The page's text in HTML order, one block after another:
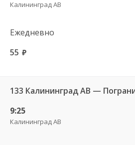
Калининград АВ
Ежедневно
55 руб.
9:25
Калининград АВ